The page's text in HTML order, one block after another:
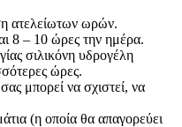
ατελείωτων ωρών.
8 – 10 ώρες την ημέρα.
σιλικόνη υδρογέλη
ώρες.
μπορεί να σχιστεί, να
(η οποία θα απαγορεύει